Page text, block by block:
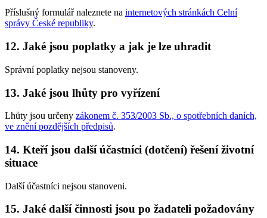
Příslušný formulář naleznete na internetových stránkách Celní
správy České republiky.
12. Jaké jsou poplatky a jak je lze uhradit
Správní poplatky nejsou stanoveny.
13. Jaké jsou lhůty pro vyřízení
Lhůty jsou určeny zákonem č. 353/2003 Sb., o spotřebních daních,
ve znění pozdějších předpisů.
14. Kteří jsou další účastníci (dotčení) řešení životní
situace
Další účastníci nejsou stanoveni.
15. Jaké další činnosti jsou po žadateli požadovány